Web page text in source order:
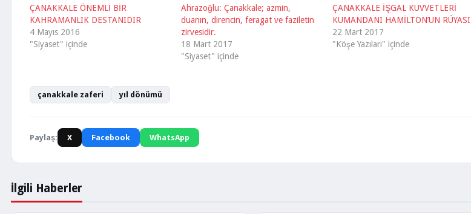
ÇANAKKALE ÖNEMLİ BİR
KAHRAMANLIK DESTANIDIR
4 Mayıs 2016
"Siyaset" içinde
Ahrazoğlu: Çanakkale; azmin,
duanın, direncin, feragat ve faziletin
zirvesidir.
18 Mart 2017
"Siyaset" içinde
ÇANAKKALE İŞGAL KUVVETLERİ
KUMANDANI HAMİLTON’UN RÜYASI
22 Mart 2017
"Köşe Yazıları" içinde
çanakkale zaferi yıl dönümü
Paylaş: X Facebook WhatsApp
İlgili Haberler